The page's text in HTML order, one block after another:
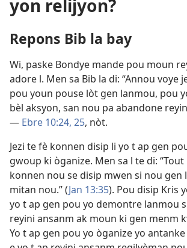
yon relijyon?
Repons Bib la bay
Wi, paske Bondye mande pou moun
adore l. Men sa Bib la di: “Annou voye
pou youn pouse lòt gen lanmou, pou
bèl aksyon, san nou pa abandone
— Ebre 10:24, 25, nòt.
Jezi te fè konnen disip li yo t ap gen
gwoup ki òganize. Men sa l te di:
konnen nou se disip mwen si nou gen
mitan nou.” (Jan 13:35). Pou disip Kris
yo t ap gen pou yo demontre lanmou
reyini ansanm ak moun ki gen menm
Yo t ap gen pou yo òganize yo